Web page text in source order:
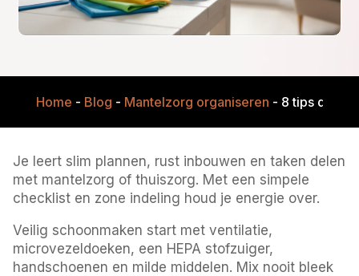
Home - Blog - Mantelzorg organiseren - 8 tips die
Je leert slim plannen, rust inbouwen en taken delen
met mantelzorg of thuiszorg. Met een simpele
checklist en zone indeling houd je energie over.
Veilig schoonmaken start met ventilatie,
microvezeldoeken, een HEPA stofzuiger,
handschoenen en milde middelen. Mix nooit bleek